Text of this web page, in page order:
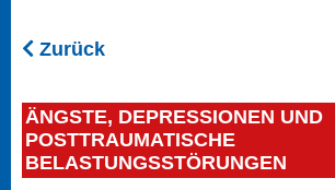
Zurück
ÄNGSTE, DEPRESSIONEN UND
POSTTRAUMATISCHE
BELASTUNGSSTÖRUNGEN